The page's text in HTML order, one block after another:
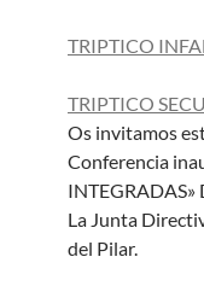
TRIPTICO
TRIPTICO
Os invitamos
Conferencia
La Junta
del Pilar.